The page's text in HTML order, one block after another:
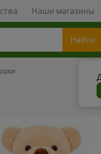
Наши магазины
Найти